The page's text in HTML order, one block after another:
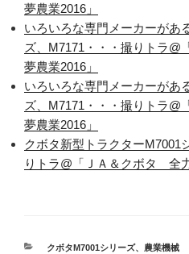
夢農業2016」
いろいろな専門メーカーがあ
ズ、M7171・・・撮りトラ
夢農業2016」
いろいろな専門メーカーがあ
ズ、M7171・・・撮りトラ
夢農業2016」
クボタ新型トラクターM7001
りトラ@「ＪＡ＆クボタ 全
カ
クボタM7001シリーズ、 農業機械